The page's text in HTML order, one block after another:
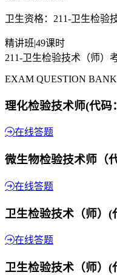
卫生资格：211-卫生检验
精讲班|49课时
211-卫生检验技术（师）
EXAM QUESTION BANK
理化检验技术师(代码
在线答题
微生物检验技术师（
在线答题
卫生检验技术（师）(
在线答题
卫生检验技术（师）(